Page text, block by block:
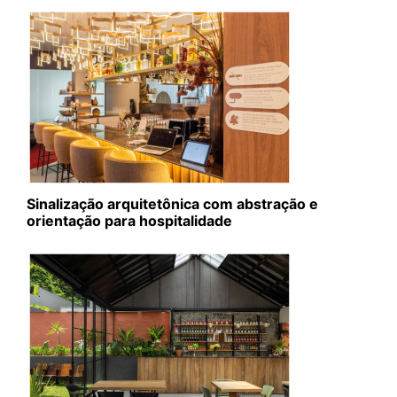
Sinalização arquitetônica com abstração e
orientação para hospitalidade